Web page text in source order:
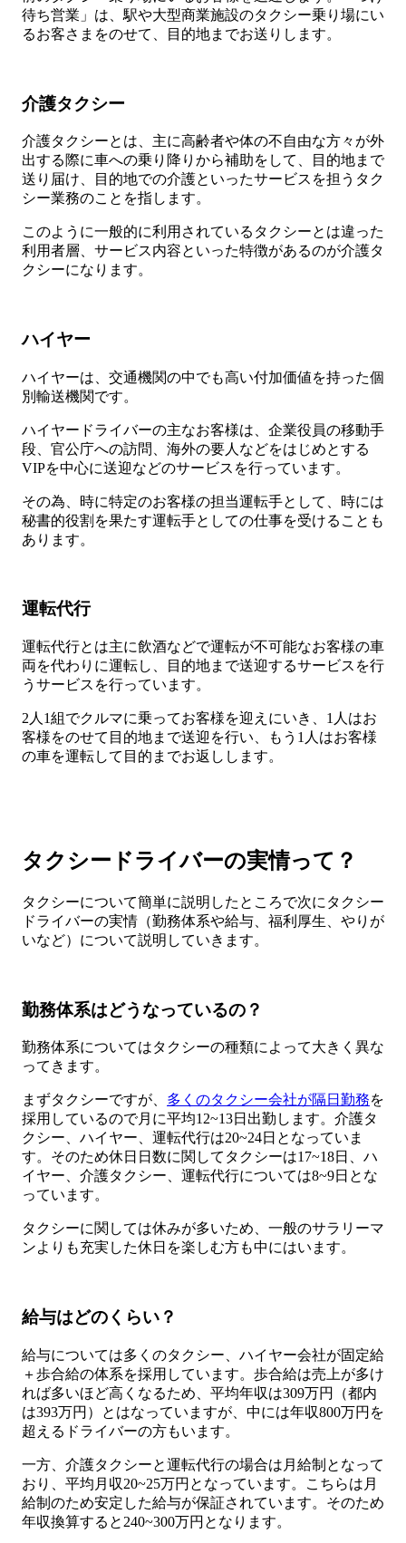
待ち営業」は、駅や大型商業施設のタクシー乗り場にい
るお客さまをのせて、目的地までお送りします。
介護タクシー
介護タクシーとは、主に高齢者や体の不自由な方々が外
出する際に車への乗り降りから補助をして、目的地まで
送り届け、目的地での介護といったサービスを担うタク
シー業務のことを指します。
このように一般的に利用されているタクシーとは違った
利用者層、サービス内容といった特徴があるのが介護タ
クシーになります。
ハイヤー
ハイヤーは、交通機関の中でも高い付加価値を持った個
別輸送機関です。
ハイヤードライバーの主なお客様は、企業役員の移動手
段、官公庁への訪問、海外の要人などをはじめとする
VIPを中心に送迎などのサービスを行っています。
その為、時に特定のお客様の担当運転手として、時には
秘書的役割を果たす運転手としての仕事を受けることも
あります。
運転代行
運転代行とは主に飲酒などで運転が不可能なお客様の車
両を代わりに運転し、目的地まで送迎するサービスを行
うサービスを行っています。
2人1組でクルマに乗ってお客様を迎えにいき、1人はお
客様をのせて目的地まで送迎を行い、もう1人はお客様
の車を運転して目的までお返しします。
タクシードライバーの実情って？
タクシーについて簡単に説明したところで次にタクシー
ドライバーの実情（勤務体系や給与、福利厚生、やりが
いなど）について説明していきます。
勤務体系はどうなっているの？
勤務体系についてはタクシーの種類によって大きく異な
ってきます。
まずタクシーですが、 多くのタクシー会社が隔日勤務を
採用しているので月に平均12~13日出勤します。介護タ
クシー、ハイヤー、運転代行は20~24日となっていま
す。そのため休日日数に関してタクシーは17~18日、ハ
イヤー、介護タクシー、運転代行については8~9日とな
っています。
タクシーに関しては休みが多いため、一般のサラリーマ
ンよりも充実した休日を楽しむ方も中にはいます。
給与はどのくらい？
給与については多くのタクシー、ハイヤー会社が固定給
＋歩合給の体系を採用しています。歩合給は売上が多け
れば多いほど高くなるため、平均年収は309万円（都内
は393万円）とはなっていますが、中には年収800万円を
超えるドライバーの方もいます。
一方、介護タクシーと運転代行の場合は月給制となって
おり、平均月収20~25万円となっています。こちらは月
給制のため安定した給与が保証されています。そのため
年収換算すると240~300万円となります。